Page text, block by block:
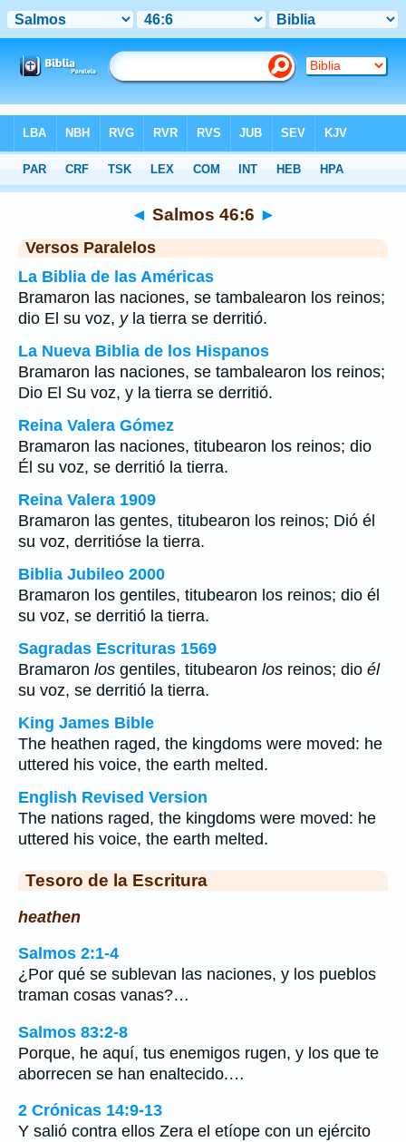
>Salmos Capítulo 46 > Verso 6
◄ Salmos 46:6 ►
Versos Paralelos
La Biblia de las Américas
Bramaron las naciones, se tambalearon los reinos;
dio El su voz, yla tierra se derritió.
La Nueva Biblia de los Hispanos
Bramaron las naciones, se tambalearon los reinos;
Dio El Su voz, y la tierra se derritió.
Reina Valera Gómez
Bramaron las naciones, titubearon los reinos; dio
Él su voz, se derritió la tierra.
Reina Valera 1909
Bramaron las gentes, titubearon los reinos; Dió él
su voz, derritióse la tierra.
Biblia Jubileo 2000
Bramaron los gentiles, titubearon los reinos; dio él
su voz, se derritió la tierra.
Sagradas Escrituras 1569
Bramaron los gentiles, titubearon los reinos; dio él
su voz, se derritió la tierra.
King James Bible
The heathen raged, the kingdoms were moved: he
uttered his voice, the earth melted.
English Revised Version
The nations raged, the kingdoms were moved: he
uttered his voice, the earth melted.
Tesoro de la Escritura
heathen
Salmos 2:1-4
¿Por qué se sublevan las naciones, y los pueblos
traman cosas vanas?…
Salmos 83:2-8
Porque, he aquí, tus enemigos rugen, y los que te
aborrecen se han enaltecido.…
2 Crónicas 14:9-13
Y salió contra ellos Zera el etíope con un ejército